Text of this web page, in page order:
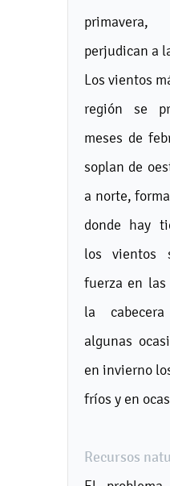
perjudican a
Los vientos
región se
meses de
soplan de
a norte,
donde hay
los vientos
fuerza en
la
algunas
en invierno
fríos y en
Recursos